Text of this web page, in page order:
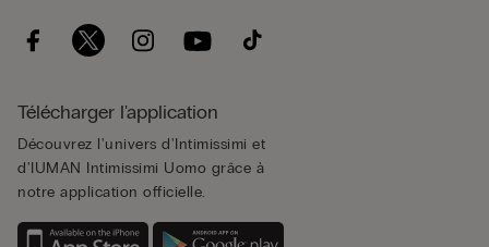
Télécharger l'application
Découvrez l'univers d'Intimissimi et
d'IUMAN Intimissimi Uomo grâce à
notre application officielle.